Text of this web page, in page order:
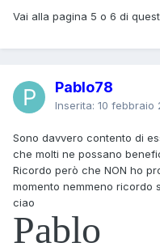
Vai alla pagina 5 o 6 di
Pablo78
Inserita: 10 febbraio
Sono davvero contento di
che molti ne possano
Ricordo però che NON ho
momento nemmeno ricordo
ciao
Pablo